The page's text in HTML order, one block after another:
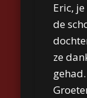
Eric,
de
ze